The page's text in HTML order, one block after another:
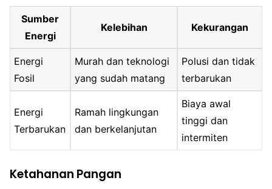
Sumber
Energi
Kelebihan Kekurangan
Energi
Fosil
Murah dan teknologi
yang sudah matang
Polusi dan tidak
terbarukan
Energi
Terbarukan
Ramah lingkungan
dan berkelanjutan
Biaya awal
tinggi dan
intermiten
Ketahanan Pangan